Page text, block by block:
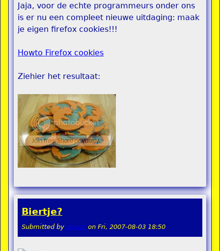
Jaja, voor de echte programmeurs onder ons
is er nu een compleet nieuwe uitdaging: maak
je eigen firefox cookies!!!
Howto Firefox cookies
Ziehier het resultaat:
Biertje?
Submitted by pokon on Fri, 2007-08-03 18:50